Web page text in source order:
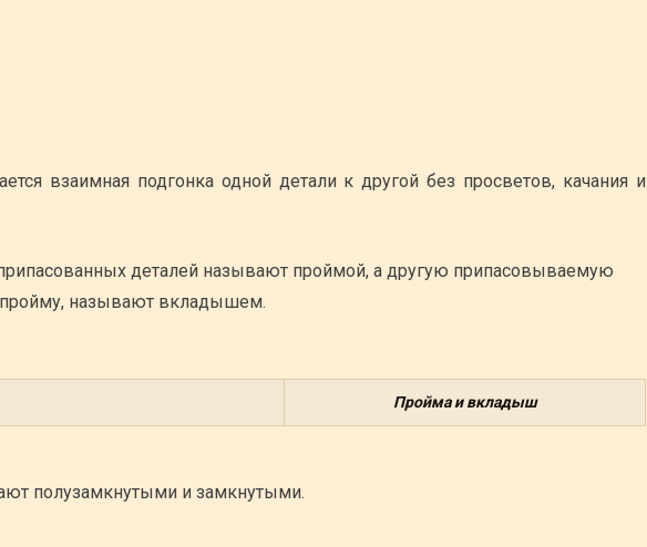
взаимная подгонка одной детали к другой без просветов, качания и
деталей называют проймой, а другую припасовываемую
называют вкладышем.
Пройма и вкладыш
полузамкнутыми и замкнутыми.